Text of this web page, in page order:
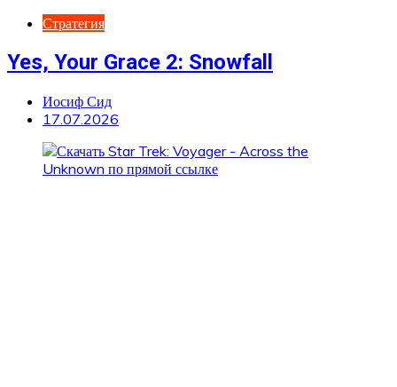
Стратегия
Yes, Your Grace 2: Snowfall
Иосиф Сид
17.07.2026